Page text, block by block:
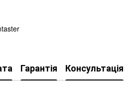
Гарантія Консультація